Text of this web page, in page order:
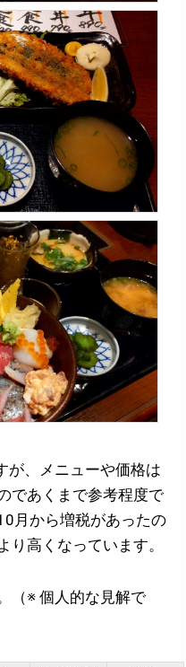
が、メニューや価格は
であくまで参考程度で
月から増税があったの
り高くなっています。
（※ 個人的な見解で